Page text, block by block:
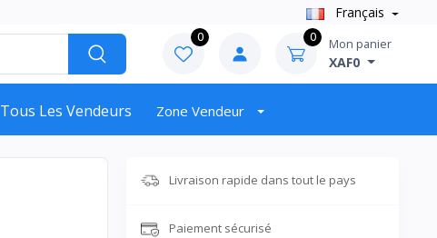
Français
0 0 Mon panier
XAF0
Tous Les Vendeurs Zone Vendeur
Livraison rapide dans tout le pays
Paiement sécurisé